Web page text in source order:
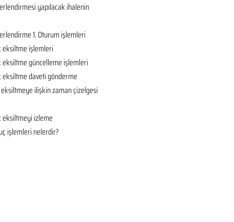
yapılacak ihalenin
1. Oturum işlemleri
işlemleri
güncelleme işlemleri
daveti gönderme
ilişkin zaman çizelgesi
izleme
işlemleri nelerdir?